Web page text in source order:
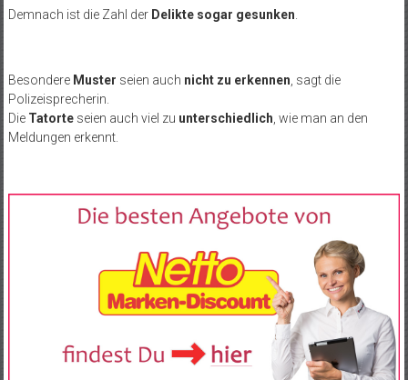
Demnach ist die Zahl der Delikte sogar gesunken.
Besondere Muster seien auch nicht zu erkennen, sagt die
Polizeisprecherin.
Die Tatorteseien auch viel zu unterschiedlich, wie man an den
Meldungen erkennt.